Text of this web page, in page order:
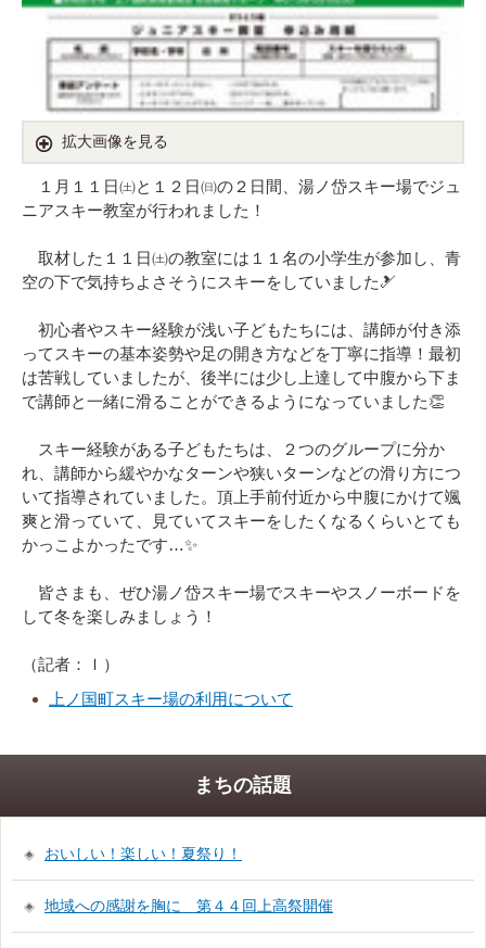
拡大画像を見る
１月１１日㈯と１２日㈰の２日間、湯ノ岱スキー場でジュ
ニアスキー教室が行われました！
取材した１１日㈯の教室には１１名の小学生が参加し、青
空の下で気持ちよさそうにスキーをしていました🎿
初心者やスキー経験が浅い子どもたちには、講師が付き添
ってスキーの基本姿勢や足の開き方などを丁寧に指導！最初
は苦戦していましたが、後半には少し上達して中腹から下ま
で講師と一緒に滑ることができるようになっていました👏
スキー経験がある子どもたちは、２つのグループに分か
れ、講師から緩やかなターンや狭いターンなどの滑り方につ
いて指導されていました。頂上手前付近から中腹にかけて颯
爽と滑っていて、見ていてスキーをしたくなるくらいとても
かっこよかったです…✨
皆さまも、ぜひ湯ノ岱スキー場でスキーやスノーボードを
して冬を楽しみましょう！
（記者：Ｉ）
上ノ国町スキー場の利用について
まちの話題
おいしい！楽しい！夏祭り！
地域への感謝を胸に 第４４回上高祭開催